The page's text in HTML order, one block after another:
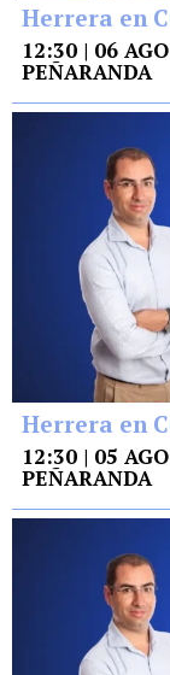
Herrera en
12:30 | 06
PEÑARANDA
Herrera en
12:30 | 05
PEÑARANDA